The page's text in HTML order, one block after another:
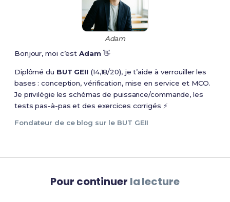
Adam
Bonjour, moi c’estAdam👋
Diplômé du BUT GEII (14,18/20), je t’aide à verrouiller les
bases : conception, vérification, mise en service et MCO.
Je privilégie les schémas de puissance/commande, les
tests pas-à-pas et des exercices corrigés ⚡
Fondateur de ce blog sur le BUT GEII
Pour continuer la lecture